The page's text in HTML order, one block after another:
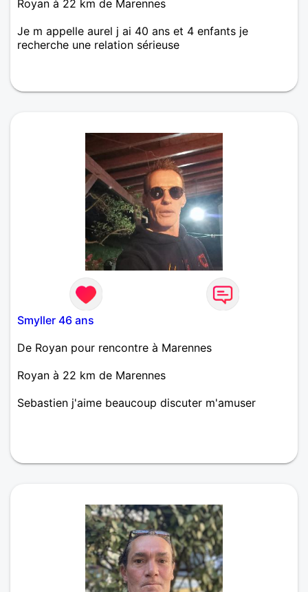
Royan à 22 km de Marennes
Je m appelle aurel j ai 40 ans et 4 enfants je
recherche une relation sérieuse
Smyller 46 ans
De Royan pour rencontre à Marennes
Royan à 22 km de Marennes
Sebastien j'aime beaucoup discuter m'amuser